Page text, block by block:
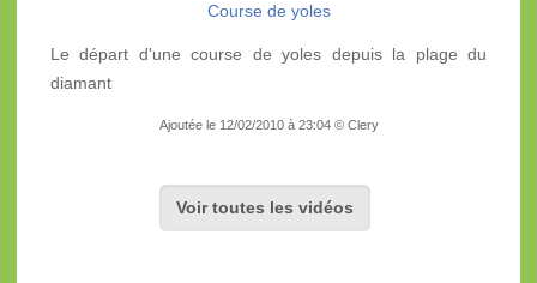
Course de yoles
Le départ d'une course de yoles depuis la plage du
diamant
Ajoutée le 12/02/2010 à 23:04 © Clery
Voir toutes les vidéos